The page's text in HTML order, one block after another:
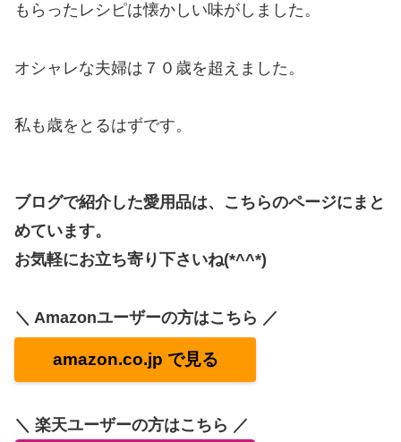
もらったレシピは懐かしい味がしました。
オシャレな夫婦は７０歳を超えました。
私も歳をとるはずです。
ブログで紹介した愛用品は、こちらのページにまと
めています。
お気軽にお立ち寄り下さいね(*^^*)
＼ Amazonユーザーの方はこちら ／
amazon.co.jp で見る
＼ 楽天ユーザーの方はこちら ／